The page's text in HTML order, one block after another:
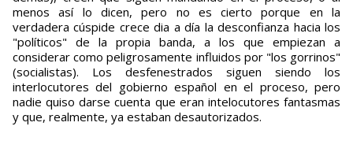
menos así lo dicen, pero no es cierto porque en la
verdadera cúspide crece dia a día la desconfianza hacia los
"políticos" de la propia banda, a los que empiezan a
considerar como peligrosamente influidos por "los gorrinos"
(socialistas). Los desfenestrados siguen siendo los
interlocutores del gobierno español en el proceso, pero
nadie quiso darse cuenta que eran intelocutores fantasmas
y que, realmente, ya estaban desautorizados.